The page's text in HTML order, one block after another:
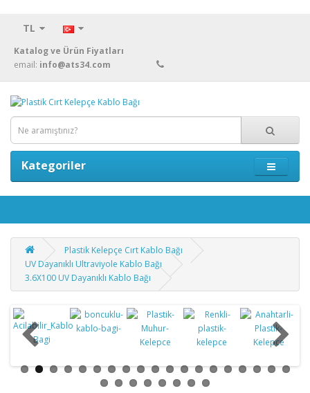
TL
Katalog ve Ürün Fiyatları
email: info@ats34.com
Kategoriler
Plastik Kelepçe Cırt Kablo Bağı
UV Dayanıklı Ultraviyole Kablo Bağı
3.6X100 UV Dayanıklı Kablo Bağı